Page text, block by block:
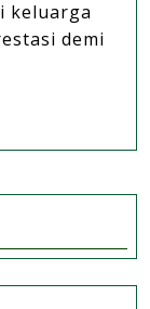
keluarga
demi